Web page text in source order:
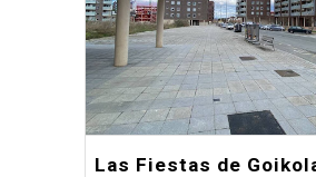
Las Fiestas de